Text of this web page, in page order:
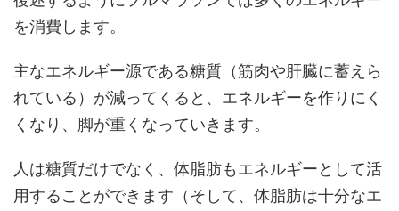
を消費します。
主なエネルギー源である糖質（筋肉や肝臓に蓄えら
れている）が減ってくると、エネルギーを作りにく
くなり、脚が重くなっていきます。
人は糖質だけでなく、体脂肪もエネルギーとして活
用することができます（そして、体脂肪は十分なエ